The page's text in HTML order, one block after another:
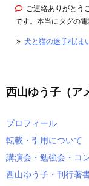
ご連絡ありがとう
です。本当にタグの
犬と猫の迷子札(
西山ゆう子（ア
プロフィール
転載・引用について
講演会・勉強会・コ
西山ゆう子・刊行著